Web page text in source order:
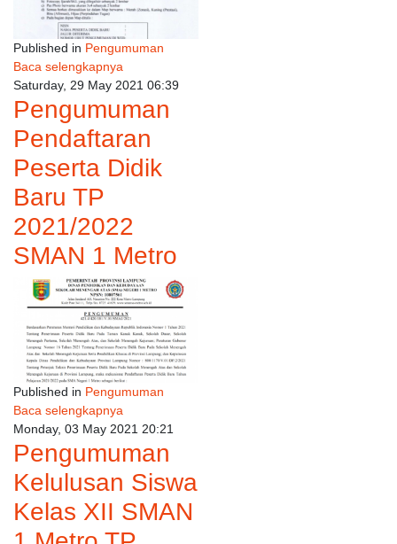
Published in Pengumuman
Baca selengkapnya
Saturday, 29 May 2021 06:39
Pengumuman
Pendaftaran
Peserta Didik
Baru TP
2021/2022
SMAN 1 Metro
Published in Pengumuman
Baca selengkapnya
Monday, 03 May 2021 20:21
Pengumuman
Kelulusan Siswa
Kelas XII SMAN